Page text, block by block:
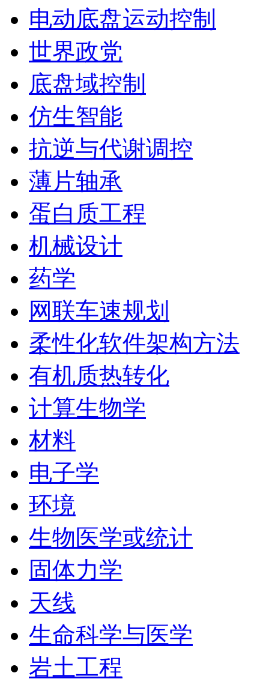
电动底盘运动控制
世界政党
底盘域控制
仿生智能
抗逆与代谢调控
薄片轴承
蛋白质工程
机械设计
药学
网联车速规划
柔性化软件架构方法
有机质热转化
计算生物学
材料
电子学
环境
生物医学或统计
固体力学
天线
生命科学与医学
岩土工程